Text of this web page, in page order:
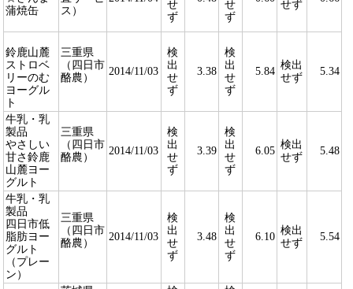
蒲焼缶
ス）
せ
ず
せ
ず
せず
鈴鹿山麓
ストロベ
リーのむ
ヨーグル
ト
三重県
（四日市
酪農）
2014/11/03
検
出
せ
ず
3.38
検
出
せ
ず
5.84
検出
せず
5.34
牛乳・乳
製品
やさしい
甘さ鈴鹿
山麓ヨー
グルト
三重県
（四日市
酪農）
2014/11/03
検
出
せ
ず
3.39
検
出
せ
ず
6.05
検出
せず
5.48
牛乳・乳
製品
四日市低
脂肪ヨー
グルト
（プレー
ン）
三重県
（四日市
酪農）
2014/11/03
検
出
せ
ず
3.48
検
出
せ
ず
6.10
検出
せず
5.54